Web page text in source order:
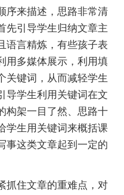
来描述，思路非常清
先引导学生归纳文章主
语言精炼，有些孩子表
用多媒体展示，利用填
关键词，从而减轻学生
导学生利用关键词在文
构架一目了然、思路十
学生用关键词来概括课
事这类文章起到一定的
住文章的重难点，对